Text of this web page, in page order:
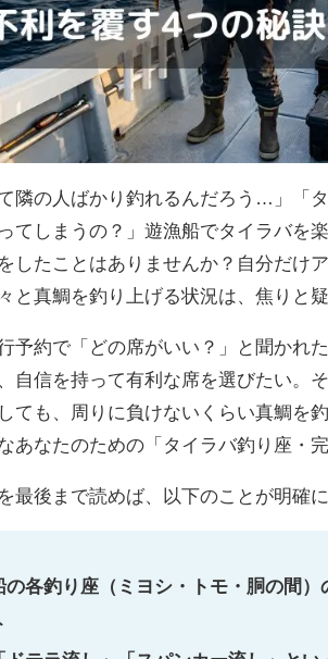
て隣の人ばかり釣れるんだろう…」「
てしまうの？」遊漁船でタイラバを
したことはありませんか？自分だけ
と真鯛を釣り上げる状況は、焦りと
予約で「どの席がいい？」と聞かれ
自信を持って有利な席を選びたい。
ても、周りに負けないくらい真鯛を
あなたのための「タイラバ釣り座・
最後まで読めば、以下のことが明確
の各釣り座（ミヨシ・トモ・胴の間）